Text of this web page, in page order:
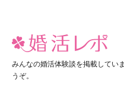
みんなの婚活体験談を掲載してい
うぞ。